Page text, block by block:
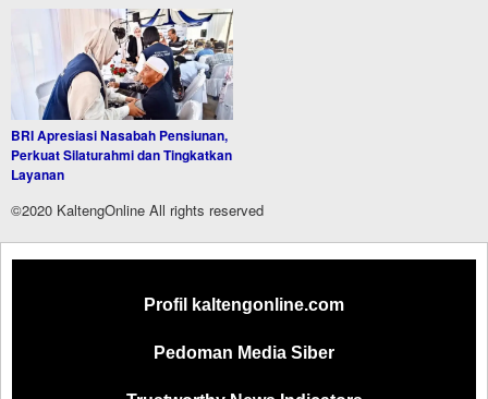
BRI Apresiasi Nasabah Pensiunan,
Perkuat Silaturahmi dan Tingkatkan
Layanan
©2020 KaltengOnline All rights reserved
Profil kaltengonline.com
Pedoman Media Siber